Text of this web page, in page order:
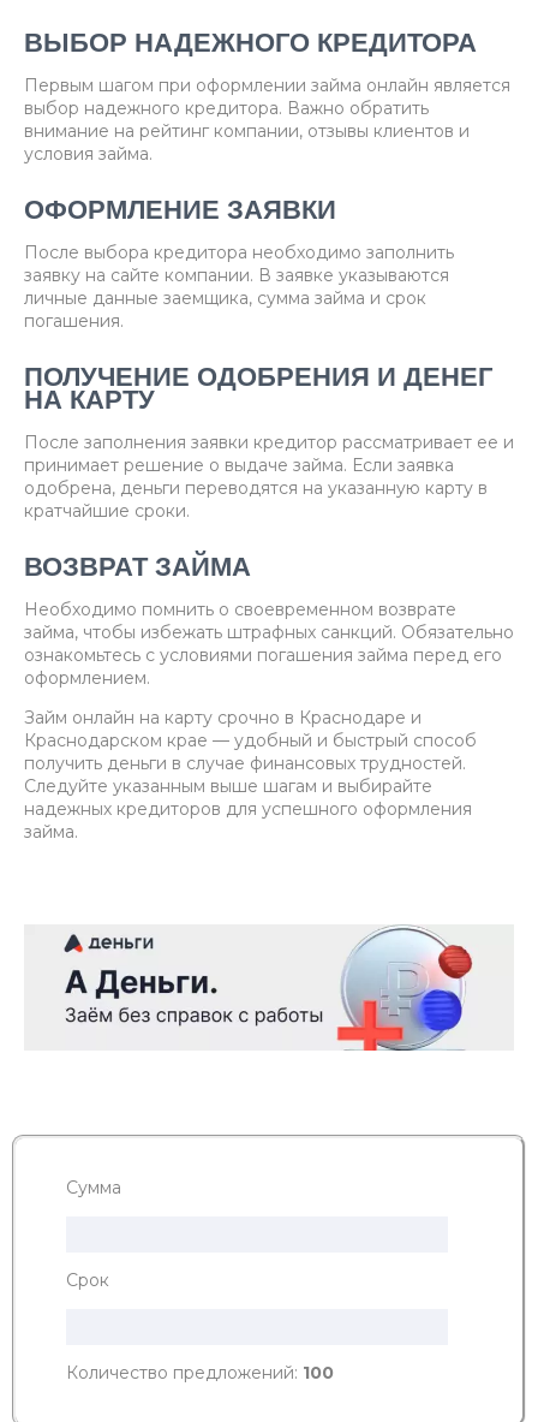
ВЫБОР НАДЕЖНОГО КРЕДИТОРА
Первым шагом при оформлении займа онлайн является
выбор надежного кредитора. Важно обратить
внимание на рейтинг компании, отзывы клиентов и
условия займа.
ОФОРМЛЕНИЕ ЗАЯВКИ
После выбора кредитора необходимо заполнить
заявку на сайте компании. В заявке указываются
личные данные заемщика, сумма займа и срок
погашения.
ПОЛУЧЕНИЕ ОДОБРЕНИЯ И ДЕНЕГ
НА КАРТУ
После заполнения заявки кредитор рассматривает ее и
принимает решение о выдаче займа. Если заявка
одобрена, деньги переводятся на указанную карту в
кратчайшие сроки.
ВОЗВРАТ ЗАЙМА
Необходимо помнить о своевременном возврате
займа, чтобы избежать штрафных санкций. Обязательно
ознакомьтесь с условиями погашения займа перед его
оформлением.
Займ онлайн на карту срочно в Краснодаре и
Краснодарском крае — удобный и быстрый способ
получить деньги в случае финансовых трудностей.
Следуйте указанным выше шагам и выбирайте
надежных кредиторов для успешного оформления
займа.
Сумма
Срок
Количество предложений: 100